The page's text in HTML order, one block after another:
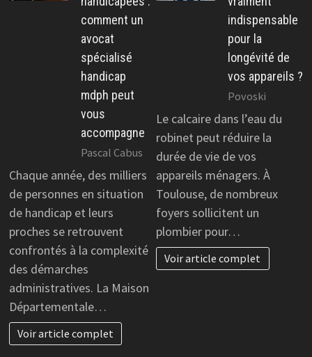
comment un
avocat
spécialisé
handicap
mdph peut
vous
accompagne
Pascal Cabus
Chaque année, des milliers
de personnes en situation
de handicap et leurs
proches se retrouvent
confrontés à la complexité
des démarches
administratives. La Maison
Départementale…
Voir article complet
indispensable
pour la
longévité de
vos appareils ?
Povoski
Le calcaire dans l’eau du
robinet peut réduire la
durée de vie de vos
appareils ménagers. À
Toulouse, de nombreux
foyers sollicitent un
plombier pour…
Voir article complet